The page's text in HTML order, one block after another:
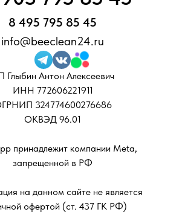
8 495 795 85 45
info@beeclean24.ru
Глыбин Антон Алексеевич
ИНН 772606221911
324774600276686
ОКВЭД 96.01
принадлежит компании Meta,
запрещенной в РФ
на данном сайте не является
офертой (ст. 437 ГК РФ)